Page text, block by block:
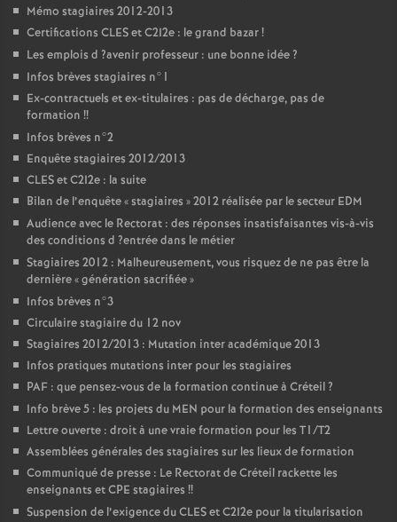
Mémo stagiaires 2012-2013
Certifications CLESet C2I2e : le grand bazar!
Les emplois d ?avenir professeur : une bonne idée?
Infos brèves stagiaires n°1
Ex-contractuels et ex-titulaires : pas de décharge, pas de
formation !!
Infos brèves n°2
Enquête stagiaires 2012/2013
CLESet C2I2e : la suite
Bilan de l’enquête «stagiaires » 2012 réalisée par le secteur EDM
Audience avec le Rectorat : des réponses insatisfaisantes vis-à-vis
des conditions d ?entrée dans le métier
Stagiaires 2012 : Malheureusement, vous risquez de ne pas être la
dernière «génération sacrifiée»
Infos brèves n°3
Circulaire stagiaire du 12 nov
Stagiaires 2012/2013 : Mutation inter académique 2013
Infos pratiques mutations inter pour les stagiaires
PAF : que pensez-vous de la formation continue à Créteil?
Info brève 5 : les projets du MEN pour la formation des enseignants
Lettre ouverte : droit à une vraie formation pour les T1/T2
Assemblées générales des stagiaires sur les lieux de formation
Communiqué de presse : Le Rectorat de Créteil rackette les
enseignants etCPE stagiaires !!
Suspension de l’exigence duCLESet C2I2e pour la titularisation